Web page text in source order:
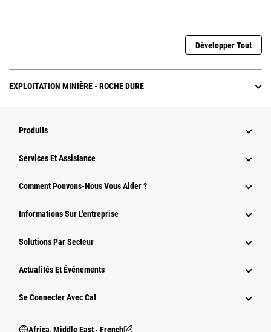
Développer Tout
EXPLOITATION MINIÈRE - ROCHE DURE
Produits
Services Et Assistance
Comment Pouvons-Nous Vous Aider ?
Informations Sur L'entreprise
Solutions Par Secteur
Actualités Et Événements
Se Connecter Avec Cat
Africa, Middle East ‧ French